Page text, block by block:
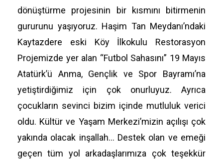
dönüştürme projesinin bir kısmını bitirmenin
gururunu yaşıyoruz. Haşim Tan Meydanı’ndaki
Kaytazdere eski Köy İlkokulu Restorasyon
Projemizde yer alan “Futbol Sahasını” 19 Mayıs
Atatürk’ü Anma, Gençlik ve Spor Bayramı’na
yetiştirdiğimiz için çok onurluyuz. Ayrıca
çocukların sevinci bizim içinde mutluluk verici
oldu. Kültür ve Yaşam Merkezi’mizin açılışı çok
yakında olacak inşallah… Destek olan ve emeği
geçen tüm yol arkadaşlarımıza çok teşekkür